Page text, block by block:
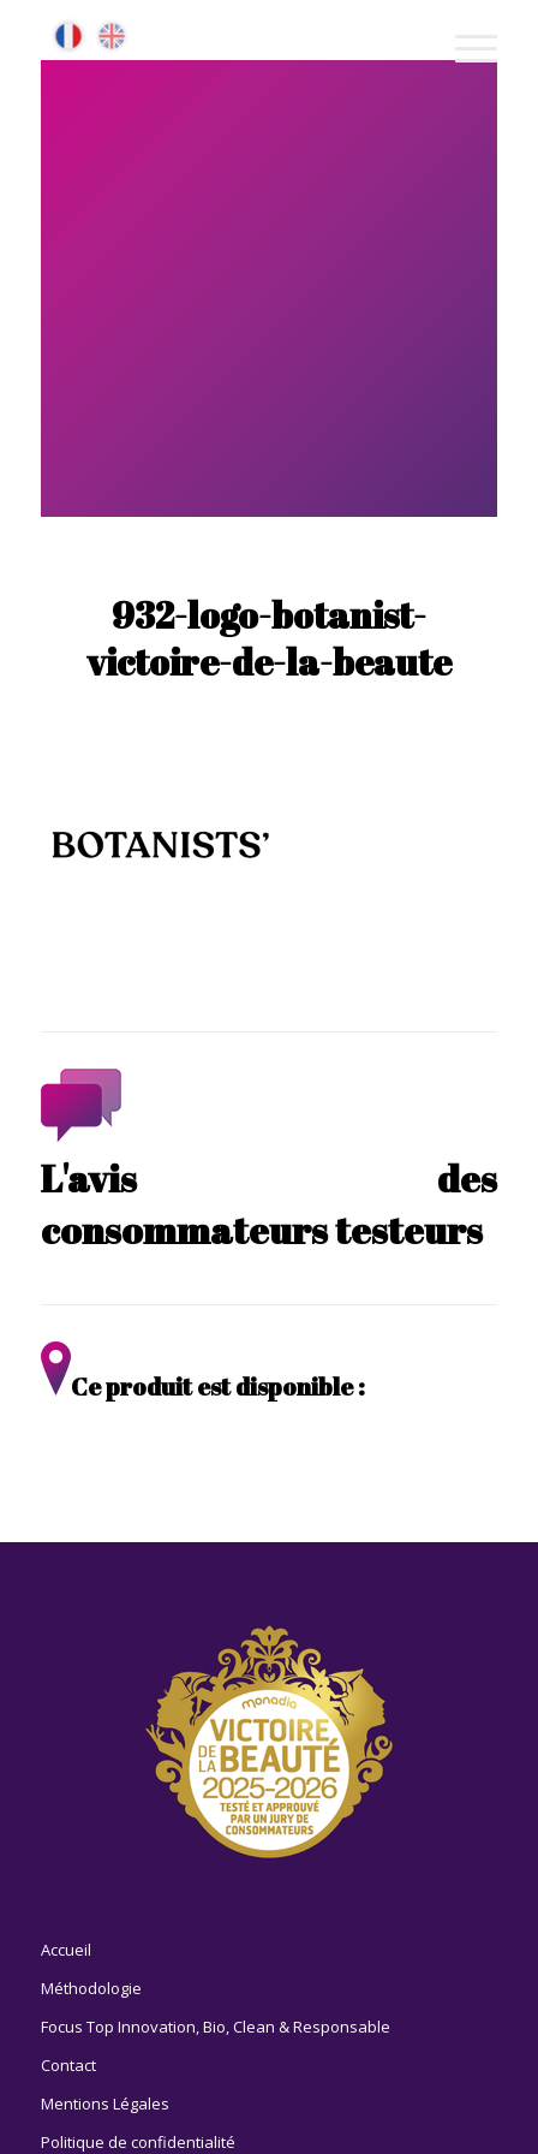
932-logo-botanist-
victoire-de-la-beaute
L'avis des
consommateurs testeurs
Ce produit est disponible :
Accueil
Méthodologie
Focus Top Innovation, Bio, Clean & Responsable
Contact
Mentions Légales
Politique de confidentialité